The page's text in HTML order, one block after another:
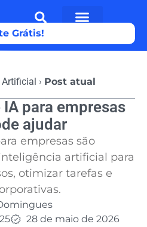
Grátis!
› Post atual
para empresas
ajudar
empresas são
artificial para
otimizar tarefas e
28 de maio de 2026